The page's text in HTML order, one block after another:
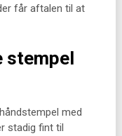
får aftalen til at
stempel
med
stadig fint til